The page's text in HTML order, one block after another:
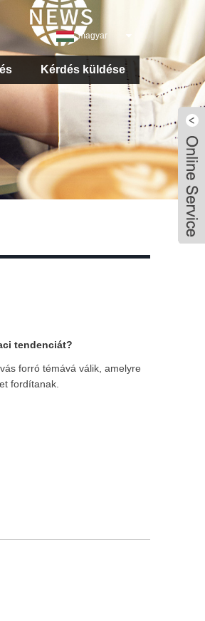
magyar
Kérdés küldése
tendenciát?
forró témává válik, amelyre
fordítanak.